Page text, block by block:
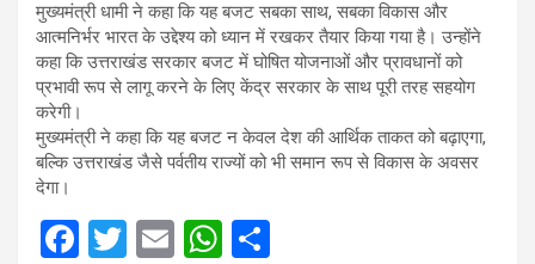
मुख्यमंत्री धामी ने कहा कि यह बजट सबका साथ, सबका विकास और
आत्मनिर्भर भारत के उद्देश्य को ध्यान में रखकर तैयार किया गया है। उन्होंने
कहा कि उत्तराखंड सरकार बजट में घोषित योजनाओं और प्रावधानों को
प्रभावी रूप से लागू करने के लिए केंद्र सरकार के साथ पूरी तरह सहयोग
करेगी।
मुख्यमंत्री ने कहा कि यह बजट न केवल देश की आर्थिक ताकत को बढ़ाएगा,
बल्कि उत्तराखंड जैसे पर्वतीय राज्यों को भी समान रूप से विकास के अवसर
देगा।
F
T
E
W